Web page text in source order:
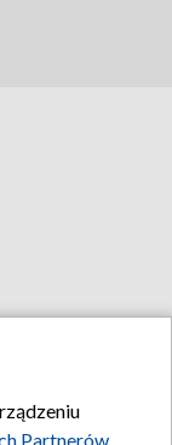
Partnerów